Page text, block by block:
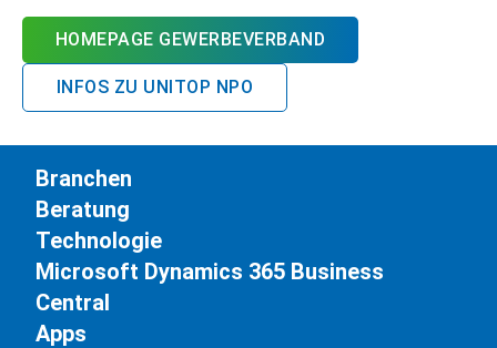
HOMEPAGE GEWERBEVERBAND
INFOS ZU UNITOP NPO
Branchen
Beratung
Technologie
Microsoft Dynamics 365 Business
Central
Apps